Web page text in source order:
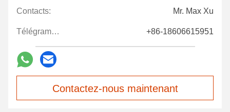
Contacts: Mr. Max Xu
Télégramme: +86-18606615951
Contactez-nous maintenant